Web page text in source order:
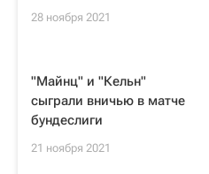
28 ноября 2021
"Майнц" и "Кельн"
сыграли вничью в матче
бундеслиги
21 ноября 2021